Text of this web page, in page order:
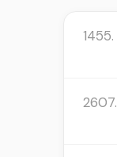
1455.
2607.